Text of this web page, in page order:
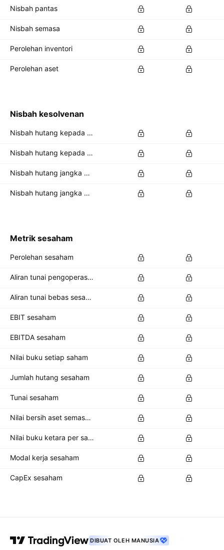
Nisbah pantas
Nisbah semasa
Perolehan inventori
Perolehan aset
Nisbah kesolvenan
Nisbah hutang kepada aset
Nisbah hutang kepada ekuiti
Nisbah hutang jangka panjang kepada jumlah asset
Nisbah hutang jangka panjang kepada jumlah ekuiti
Metrik sesaham
Perolehan sesaham
Aliran tunai pengoperasian sesaham
Aliran tunai bebas sesaham
EBIT sesaham
EBITDA sesaham
Nilai buku setiap saham
Jumlah hutang sesaham
Tunai sesaham
Nilai bersih aset semasa per saham
Nilai buku ketara per saham
Modal kerja sesaham
CapEx sesaham
DIBUAT OLEH MANUSIA